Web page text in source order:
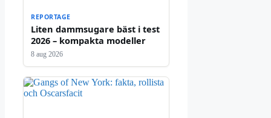
REPORTAGE
Liten dammsugare bäst i test
2026 – kompakta modeller
8 aug 2026